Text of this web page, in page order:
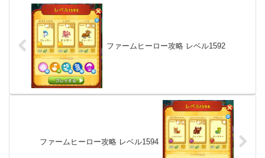
ファームヒーロー攻略 レベル1592
ファームヒーロー攻略 レベル1594